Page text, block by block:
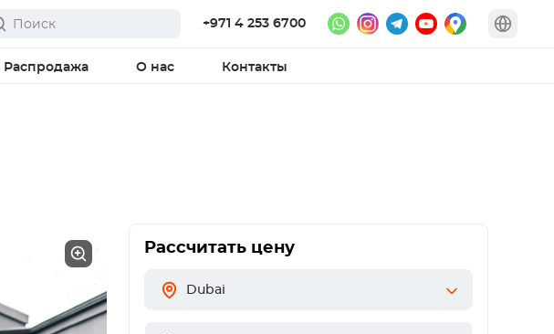
+971 4 253 6700
Распродажа О нас Контакты
Рассчитать цену
Dubai